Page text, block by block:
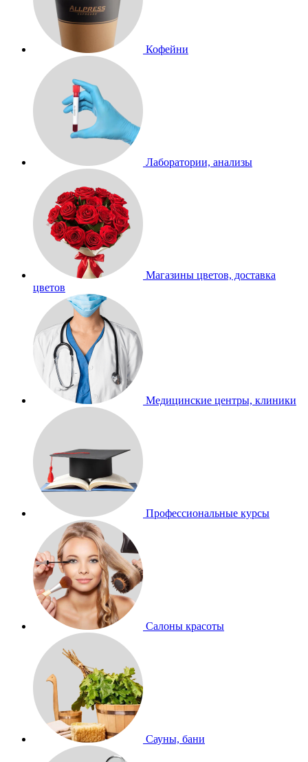
Кофейни
Лаборатории, анализы
Магазины цветов, доставка
цветов
Медицинские центры, клиники
Профессиональные курсы
Салоны красоты
Сауны, бани